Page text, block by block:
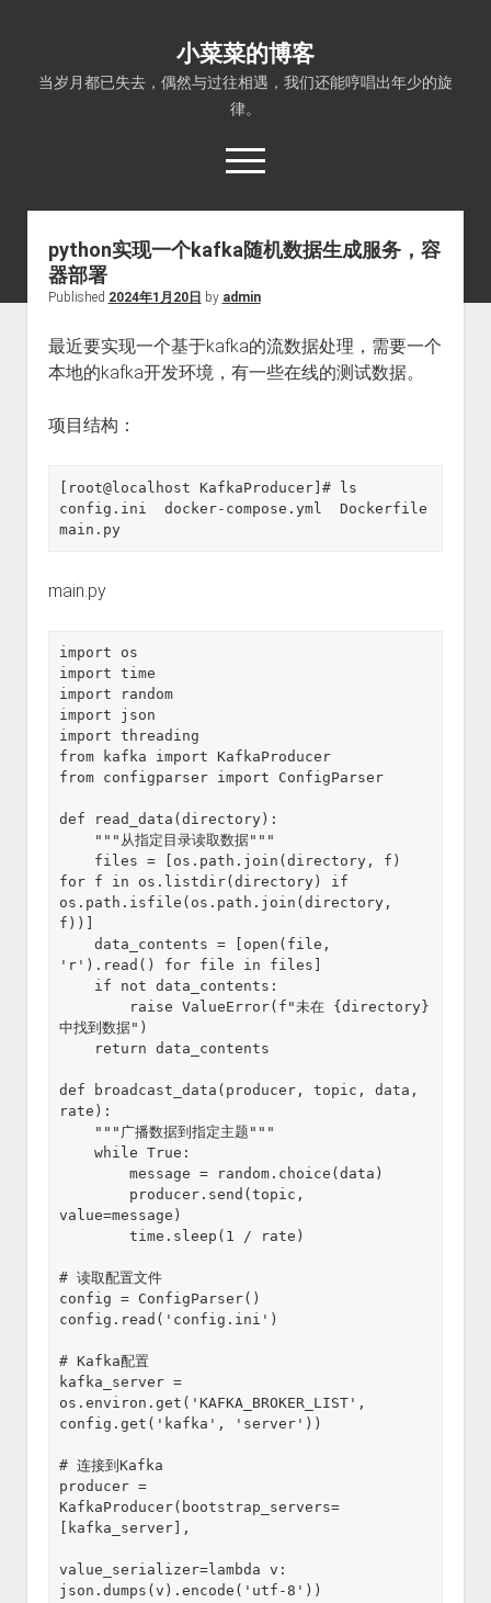
小菜菜的博客
当岁月都已失去，偶然与过往相遇，我们还能哼唱出年少的旋
律。
open
menu
python实现一个kafka随机数据生成服务，容
器部署
Published 2024年1月20日 by admin
最近要实现一个基于kafka的流数据处理，需要一个
本地的kafka开发环境，有一些在线的测试数据。
项目结构：
[root@localhost KafkaProducer]# ls
config.ini  docker-compose.yml  Dockerfile
main.py
main.py
import os
import time
import random
import json
import threading
from kafka import KafkaProducer
from configparser import ConfigParser
def read_data(directory):
for f in os.listdir(directory) if
os.path.isfile(os.path.join(directory,
f))]
    data_contents = [open(file,
'r').read() for file in files]
中找到数据")
def broadcast_data(producer, topic, data,
rate):
    while True:
        message = random.choice(data)
value=message)
        time.sleep(1 / rate)
# 读取配置文件
config = ConfigParser()
config.read('config.ini')
# Kafka配置
kafka_server =
os.environ.get('KAFKA_BROKER_LIST',
config.get('kafka', 'server'))
# 连接到Kafka
producer =
KafkaProducer(bootstrap_servers=
[kafka_server],
value_serializer=lambda v:
json.dumps(v).encode('utf-8'))